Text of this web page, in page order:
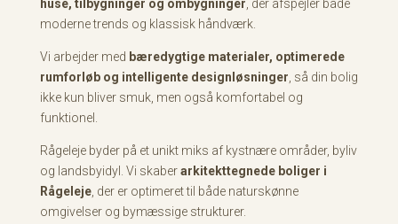
huse, tilbygninger og ombygninger , der afspejler både
moderne trends og klassisk håndværk.
Vi arbejder med bæredygtige materialer, optimerede
rumforløb og intelligente designløsninger , så din bolig
ikke kun bliver smuk, men også komfortabel og
funktionel.
Rågeleje byder på et unikt miks af kystnære områder, byliv
og landsbyidyl. Vi skaberarkitekttegnede boliger i
Rågeleje, der er optimeret til både naturskønne
omgivelser og bymæssige strukturer.